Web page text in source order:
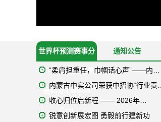
世界杯预测赛事分
析 - 在线投注与赛
程比分 | World
通知公告
“柔肩担重任，巾帼话心声”——内…
内蒙古中实公司荣获中招协“行业贡…
收心归位启新程 —— 2026年…
锐意创新展宏图 勇毅前行建新功